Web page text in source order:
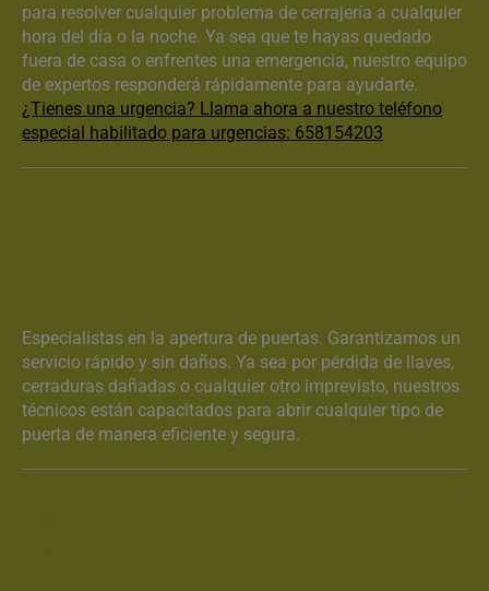
para resolver cualquier problema de cerrajería a cualquier
hora del día o la noche. Ya sea que te hayas quedado
fuera de casa o enfrentes una emergencia, nuestro equipo
de expertos responderá rápidamente para ayudarte.
¿Tienes una urgencia? Llama ahora a nuestro teléfono
especial habilitado para urgencias: 658154203
Especialistas en la apertura de puertas. Garantizamos un
servicio rápido y sin daños. Ya sea por pérdida de llaves,
cerraduras dañadas o cualquier otro imprevisto, nuestros
técnicos están capacitados para abrir cualquier tipo de
puerta de manera eficiente y segura.